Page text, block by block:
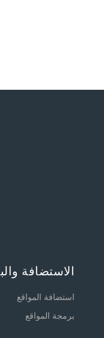
الاستضافة
استضافة المواقع
برمجة المواقع